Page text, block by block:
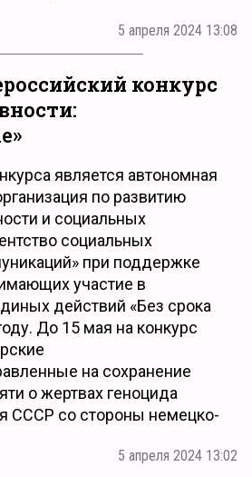
5 апреля 2024 13:08
конкурс
является автономная
по развитию
и социальных
социальных
при поддержке
участие в
действий «Без срока
До 15 мая на конкурс
на сохранение
о жертвах геноцида
СССР со стороны немецко-
5 апреля 2024 13:02